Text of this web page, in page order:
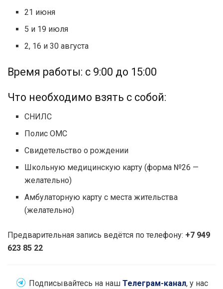
21 июня
5 и 19 июля
2, 16 и 30 августа
Время работы: с 9:00 до 15:00
Что необходимо взять с собой:
СНИЛС
Полис ОМС
Свидетельство о рождении
Школьную медицинскую карту (форма №26 —
желательно)
Амбулаторную карту с места жительства
(желательно)
Предварительная запись ведётся по телефону: +7 949
623 85 22
Подписывайтесь на наш Телеграм-канал, у нас